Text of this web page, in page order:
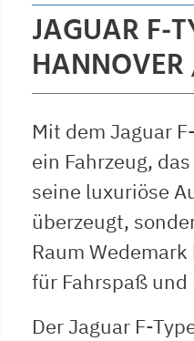
JAGUAR F-
Mit dem Jaguar
ein Fahrzeug,
seine luxuriöse
überzeugt,
Raum
für Fahrspaß
Der Jaguar F-